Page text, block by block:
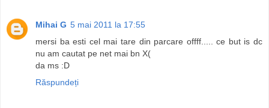
Mihai G 5 mai 2011 la 17:55
mersi ba esti cel mai tare din parcare offff..... ce but is dc
nu am cautat pe net mai bn X(
da ms :D
Răspundeți